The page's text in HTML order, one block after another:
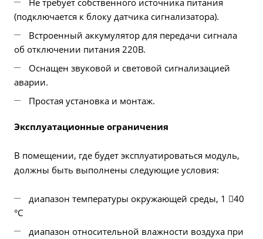
Не требует собственного источника питания
(подключается к блоку датчика сигнализатора).
Встроенный аккумулятор для передачи сигнала
об отключении питания 220В.
Оснащен звуковой и световой сигнализацией
аварии.
Простая установка и монтаж.
Эксплуатационные ограничения
В помещении, где будет эксплуатироваться модуль,
должны быть выполнены следующие условия:
диапазон температуры окружающей среды, 1 40
°С
диапазон относительной влажности воздуха при